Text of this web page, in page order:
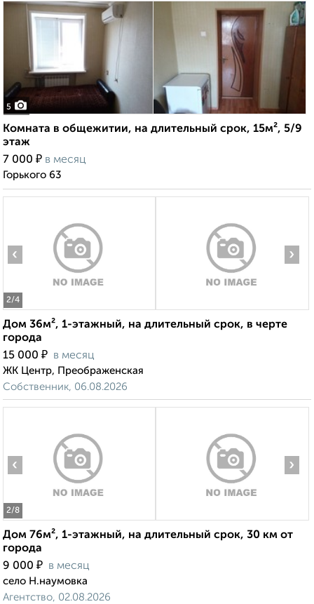
5
Комната в общежитии, на длительный срок, 15м², 5/9
этаж
7 000 ₽ в месяц
Горького 63
2/4
‹ ›
Дом 36м², 1-этажный, на длительный срок, в черте
города
15 000 ₽ в месяц
ЖК Центр, Преображенская
Собственник, 06.08.2026
2/8
‹ ›
Дом 76м², 1-этажный, на длительный срок, 30 км от
города
9 000 ₽ в месяц
село Н.наумовка
Агентство, 02.08.2026